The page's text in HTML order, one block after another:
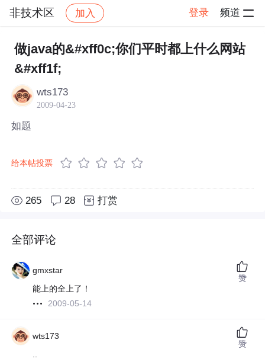
非技术区 加入 登录 频道
社区 非技术区 帖子详情
做java的&#xff0c;你们平时都上什么网站
&#xff1f;
wts173
2009-04-23
如题
给本帖投票
265 28 打赏
全部评论
gmxstar
能上的全上了！
2009-05-14
赞
wts173
..
赞